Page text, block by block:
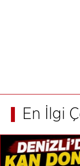
En İlgi